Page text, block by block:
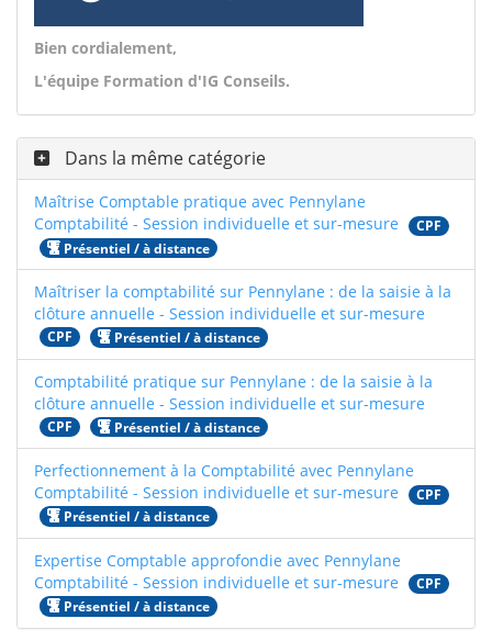
Bien cordialement,
L'équipe Formation d'IG Conseils.
Dans la même catégorie
Maîtrise Comptable pratique avec Pennylane
Comptabilité - Session individuelle et sur-mesure
CPF
Présentiel / à distance
Maîtriser la comptabilité sur Pennylane : de la saisie à la
clôture annuelle - Session individuelle et sur-mesure
CPF Présentiel / à distance
Comptabilité pratique sur Pennylane : de la saisie à la
clôture annuelle - Session individuelle et sur-mesure
CPF Présentiel / à distance
Perfectionnement à la Comptabilité avec Pennylane
Comptabilité - Session individuelle et sur-mesure
CPF
Présentiel / à distance
Expertise Comptable approfondie avec Pennylane
Comptabilité - Session individuelle et sur-mesure
CPF
Présentiel / à distance